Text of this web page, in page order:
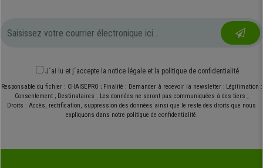
J´ai lu et j´accepte la notice légale et la politique de confidentialité
Responsable du fichier : CHAISEPRO ; Finalité : Demander à recevoir la newsletter ; Légitimation :
Consentement ; Destinataires : Les données ne seront pas communiquées à des tiers ;
Droits : Accès, rectification, suppression des données ainsi que le reste des droits que nous
expliquons dans notre politique de confidentialité.